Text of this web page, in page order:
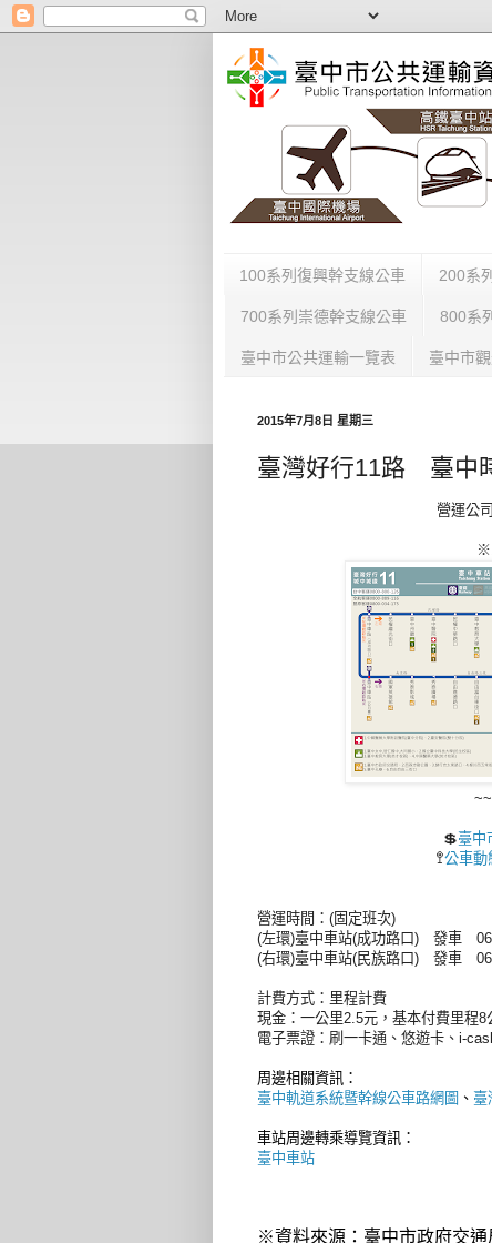
100系列復興幹支線公車 200系
700系列崇德幹支線公車 800系
臺中市公共運輸一覽表 臺中市
2015年7月8日 星期三
臺灣好行11路 臺中
營運公
~~
💲臺中
🚏公車動
營運時間：(固定班次)
(左環)臺中車站(成功路口) 發車
(右環)臺中車站(民族路口) 發車
計費方式：里程計費
現金：一公里2.5元，基本付費里程8
電子票證：刷一卡通、悠遊卡、i-
周邊相關資訊：
臺中軌道系統暨幹線公車路網圖 、 臺
車站周邊轉乘導覽資訊：
臺中車站
※資料來源：臺中市政府交